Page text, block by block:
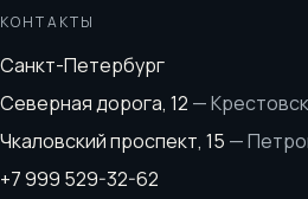
КОНТАКТЫ
Санкт-Петербург
Северная дорога, 12 —
Чкаловский проспект, 15 —
+7 999 529-32-62